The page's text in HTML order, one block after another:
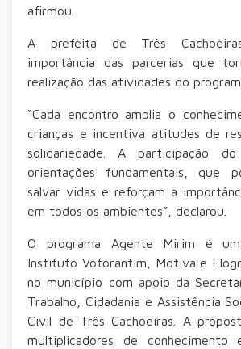
afirmou.
A prefeita de Três
importância das parcerias que
realização das atividades do
“Cada encontro amplia o
crianças e incentiva atitudes de
solidariedade. A participação
orientações fundamentais, que
salvar vidas e reforçam a
em todos os ambientes”, declarou.
O programa Agente Mirim é
Instituto Votorantim, Motiva e
no município com apoio da
Trabalho, Cidadania e Assistência
Civil de Três Cachoeiras. A
multiplicadores de conhecimento